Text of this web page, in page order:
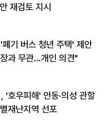
재검토 지시
기 버스 청년 주택' 제안
과 무관…개인 의견"
'호우피해' 안동·의성 관할
재난지역 선포